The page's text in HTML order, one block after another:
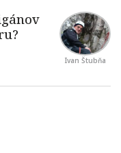
Ivan Štubňa